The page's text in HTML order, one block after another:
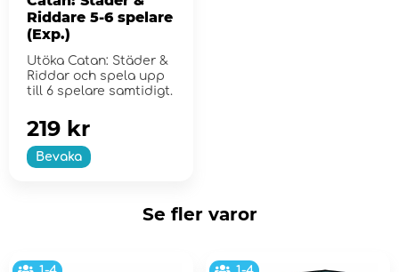
Riddare 5-6 spelare
(Exp.)
Utöka Catan: Städer &
Riddar och spela upp
till 6 spelare samtidigt.
Bevaka
219 kr
Se fler varor